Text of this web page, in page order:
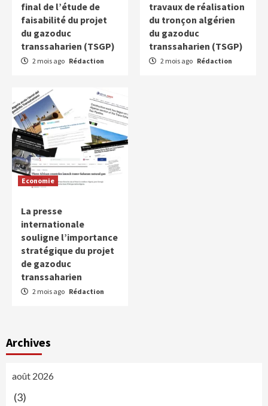
final de l’étude de
faisabilité du projet
du gazoduc
transsaharien (TSGP)
2 mois ago Rédaction
travaux de réalisation
du tronçon algérien
du gazoduc
transsaharien (TSGP)
2 mois ago Rédaction
Economie
La presse
internationale
souligne l’importance
stratégique du projet
de gazoduc
transsaharien
2 mois ago Rédaction
Archives
août 2026
(3)